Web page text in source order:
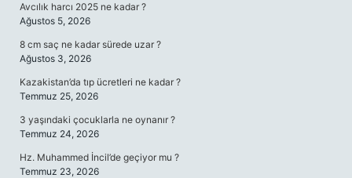
Avcılık harcı 2025 ne kadar ?
Ağustos 5, 2026
8 cm saç ne kadar sürede uzar ?
Ağustos 3, 2026
Kazakistan’da tıp ücretleri ne kadar ?
Temmuz 25, 2026
3 yaşındaki çocuklarla ne oynanır ?
Temmuz 24, 2026
Hz. Muhammed İncil’de geçiyor mu ?
Temmuz 23, 2026